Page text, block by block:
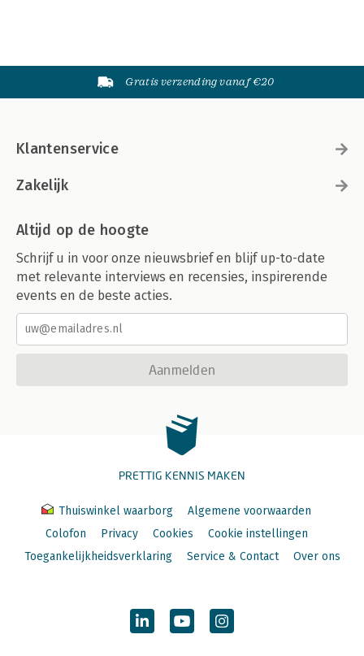
Gratis verzending vanaf €20
Klantenservice
Zakelijk
Altijd op de hoogte
Schrijf u in voor onze nieuwsbrief en blijf up-to-date
met relevante interviews en recensies, inspirerende
events en de beste acties.
Aanmelden
PRETTIG KENNIS MAKEN
Thuiswinkel waarborg
Algemene voorwaarden
Colofon
Privacy Cookies
Cookie instellingen
Toegankelijkheidsverklaring
Service & Contact Over ons